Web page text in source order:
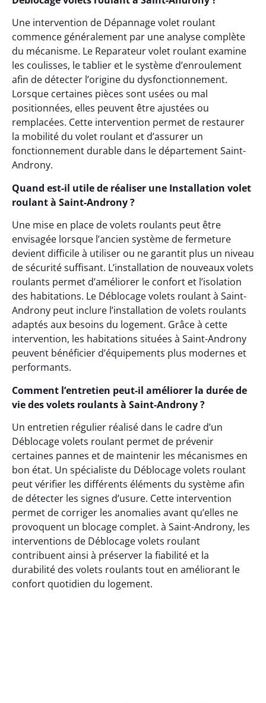
Une intervention de Dépannage volet roulant
commence généralement par une analyse complète
du mécanisme. Le Reparateur volet roulant examine
les coulisses, le tablier et le système d’enroulement
afin de détecter l’origine du dysfonctionnement.
Lorsque certaines pièces sont usées ou mal
positionnées, elles peuvent être ajustées ou
remplacées. Cette intervention permet de restaurer
la mobilité du volet roulant et d’assurer un
fonctionnement durable dans le département Saint-
Androny.
Quand est-il utile de réaliser une Installation volet
roulant à Saint-Androny ?
Une mise en place de volets roulants peut être
envisagée lorsque l’ancien système de fermeture
devient difficile à utiliser ou ne garantit plus un niveau
de sécurité suffisant. L’installation de nouveaux volets
roulants permet d’améliorer le confort et l’isolation
des habitations. Le Déblocage volets roulant à Saint-
Androny peut inclure l’installation de volets roulants
adaptés aux besoins du logement. Grâce à cette
intervention, les habitations situées à Saint-Androny
peuvent bénéficier d’équipements plus modernes et
performants.
Comment l’entretien peut-il améliorer la durée de
vie des volets roulants à Saint-Androny ?
Un entretien régulier réalisé dans le cadre d’un
Déblocage volets roulant permet de prévenir
certaines pannes et de maintenir les mécanismes en
bon état. Un spécialiste du Déblocage volets roulant
peut vérifier les différents éléments du système afin
de détecter les signes d’usure. Cette intervention
permet de corriger les anomalies avant qu’elles ne
provoquent un blocage complet. à Saint-Androny, les
interventions de Déblocage volets roulant
contribuent ainsi à préserver la fiabilité et la
durabilité des volets roulants tout en améliorant le
confort quotidien du logement.